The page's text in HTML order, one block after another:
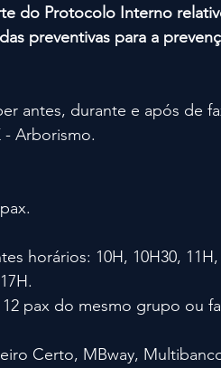
do Protocolo Interno
preventivas para a
antes, durante e após de
- Arborismo.
horários: 10H, 10H30,
pax do mesmo grupo ou
Certo, MBway,